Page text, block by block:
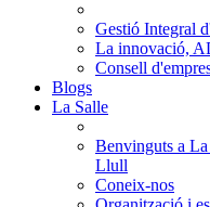
Gestió Integral
La innovació,
Consell
Blogs
La Salle
Benvinguts a
Llull
Coneix-nos